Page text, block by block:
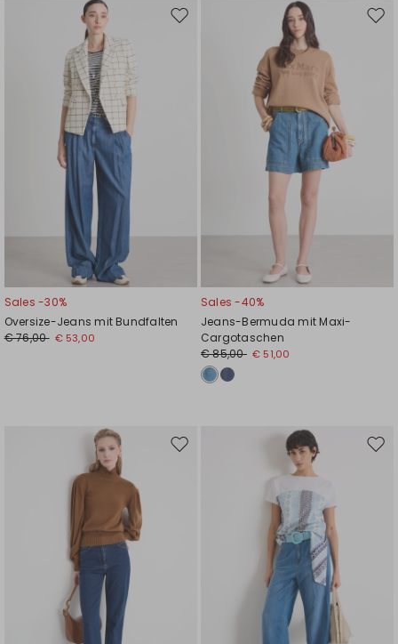
Auf
Sales -30%
Oversize-Jeans mit Bundfalten
€ 76,00 € 53,00
Auf
Sales -40%
Jeans-Bermuda mit Maxi-
Cargotaschen
€ 85,00 € 51,00
Auf
Auf